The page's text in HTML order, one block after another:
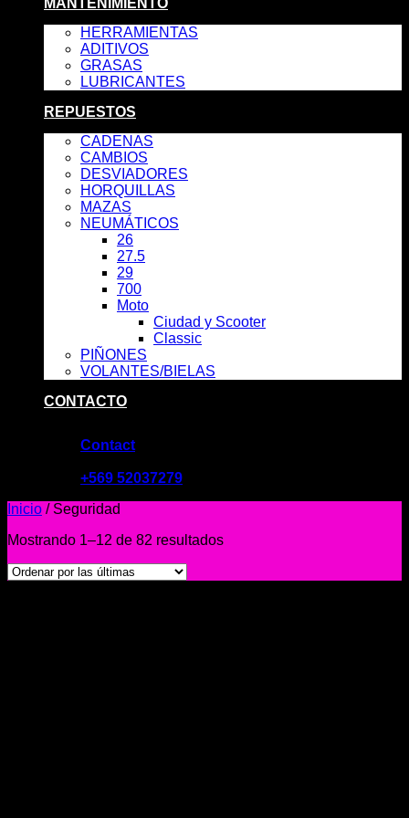
MANTENIMIENTO
HERRAMIENTAS
ADITIVOS
GRASAS
LUBRICANTES
REPUESTOS
CADENAS
CAMBIOS
DESVIADORES
HORQUILLAS
MAZAS
NEUMÁTICOS
26
27.5
29
700
Moto
Ciudad y Scooter
Classic
PIÑONES
VOLANTES/BIELAS
CONTACTO
Contact
+569 52037279
Inicio /Seguridad
Mostrando 1–12 de 82 resultados